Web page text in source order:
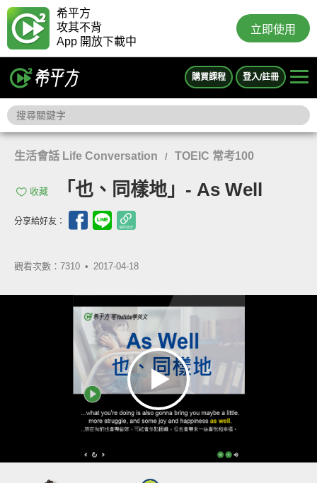
希平方
攻其不背
App 開放下載中
立即使用
購買課程 登入/註冊
生活會話 Life Conversation / TOEIC 常考100
收藏 「也、同樣地」- As Well
分享給好友：
觀看次數：7310 • 2017-04-18